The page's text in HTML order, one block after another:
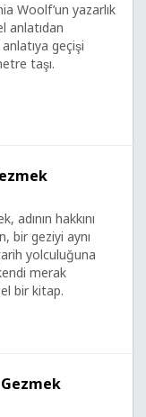
Woolf’un yazarlık
anlatıdan
geçişi
taşı.
adının hakkını
bir geziyi aynı
yolculuğuna
merak
bir kitap.